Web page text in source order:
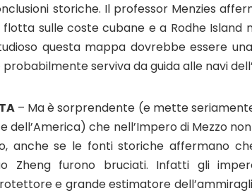
storiche. Il professor Menzies
sulle coste cubane e a Rodhe Island
questa mappa dovrebbe essere
serviva da guida alle navi
– Ma è sorprendente (e mette
che nell’Impero di Mezzo
anche se le fonti storiche affermano
Zheng furono bruciati. Infatti gli
e grande estimatore